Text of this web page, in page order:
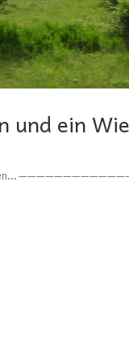
und ein